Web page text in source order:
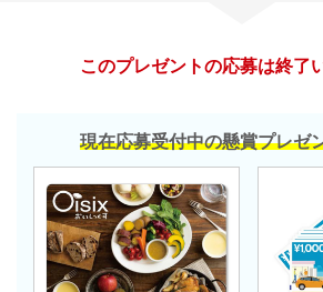
このプレゼントの応募は終了
現在応募受付中の懸賞プレゼ